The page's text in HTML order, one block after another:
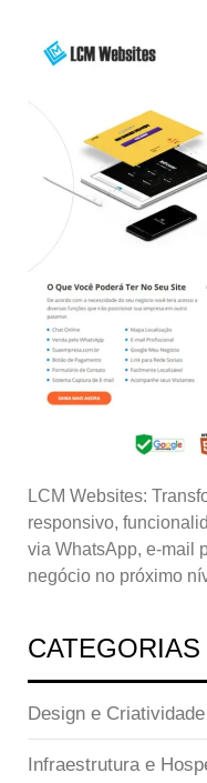
LCM Websites:
responsivo,
via WhatsApp, e-mail
negócio no próximo
CATEGORIAS
Design e Criatividade
Infraestrutura e